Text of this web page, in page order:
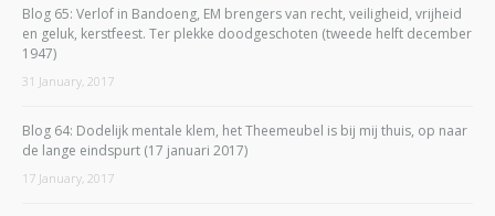
Blog 65: Verlof in Bandoeng, EM brengers van recht, veiligheid, vrijheid
en geluk, kerstfeest. Ter plekke doodgeschoten (tweede helft december
1947)
31 January, 2017
Blog 64: Dodelijk mentale klem, het Theemeubel is bij mij thuis, op naar
de lange eindspurt (17 januari 2017)
17 January, 2017